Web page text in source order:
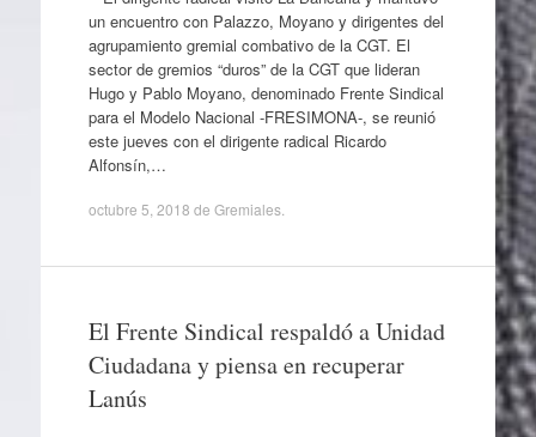
un encuentro con Palazzo, Moyano y dirigentes del
agrupamiento gremial combativo de la CGT. El
sector de gremios “duros” de la CGT que lideran
Hugo y Pablo Moyano, denominado Frente Sindical
para el Modelo Nacional -FRESIMONA-, se reunió
este jueves con el dirigente radical Ricardo
Alfonsín,…
octubre 5, 2018 de Gremiales.
El Frente Sindical respaldó a Unidad
Ciudadana y piensa en recuperar
Lanús